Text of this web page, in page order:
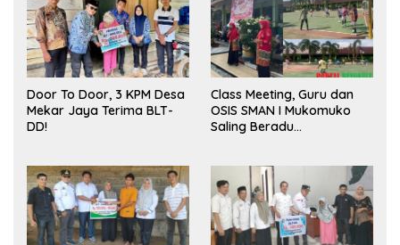
Door To Door, 3 KPM Desa
Mekar Jaya Terima BLT-
DD!
Class Meeting, Guru dan
OSIS SMAN I Mukomuko
Saling Beradu